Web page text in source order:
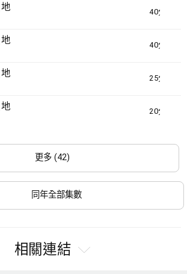
40分鐘
40分鐘
25分鐘
20分鐘
更多 (42)
同年全部集數
相關連結